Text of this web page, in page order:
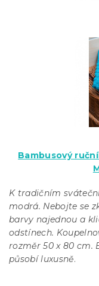
Bambusový
K tradičním
modrá. Nebojte se
barvy najednou a
odstínech.
rozměr 50 x 80 cm.
působí luxusně.